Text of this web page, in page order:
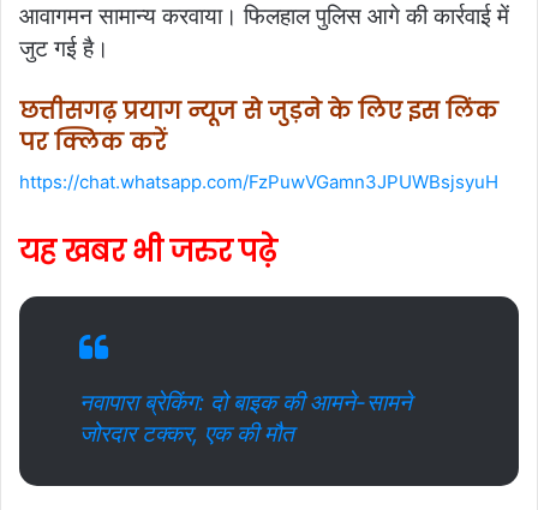
आवागमन सामान्य करवाया। फिलहाल पुलिस आगे की कार्रवाई में
जुट गई है।
छत्तीसगढ़ प्रयाग न्यूज से जुड़ने के लिए इस लिंक
पर क्लिक करें
https://chat.whatsapp.com/FzPuwVGamn3JPUWBsjsyuH
यह खबर भी जरुर पढ़े
नवापारा ब्रेकिंग: दो बाइक की आमने-सामने
जोरदार टक्कर, एक की मौत